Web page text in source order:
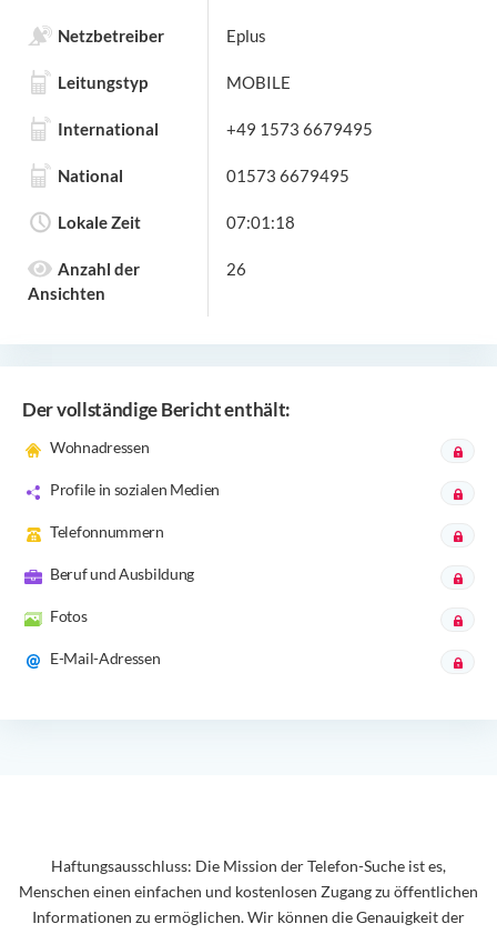
Netzbetreiber Eplus
Leitungstyp MOBILE
International +49 1573 6679495
National 01573 6679495
Lokale Zeit 07:01:18
Anzahl der
Ansichten
26
Der vollständige Bericht enthält:
Wohnadressen
Profile in sozialen Medien
Telefonnummern
Beruf und Ausbildung
Fotos
E-Mail-Adressen
Haftungsausschluss: Die Mission der Telefon-Suche ist es,
Menschen einen einfachen und kostenlosen Zugang zu öffentlichen
Informationen zu ermöglichen. Wir können die Genauigkeit der